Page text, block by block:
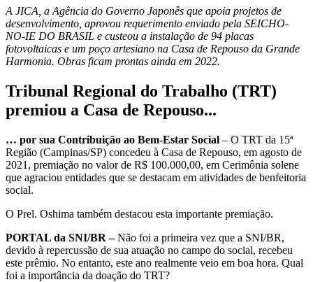
A JICA, a Agência do Governo Japonês que apoia projetos de
desenvolvimento, aprovou requerimento enviado pela SEICHO-
NO-IE DO BRASIL e custeou a instalação de 94 placas
fotovoltaicas e um poço artesiano na Casa de Repouso da Grande
Harmonia. Obras ficam prontas ainda em 2022.
Tribunal Regional do Trabalho (TRT)
premiou a Casa de Repouso...
… por sua Contribuição ao Bem-Estar Social – O TRT da 15ª
Região (Campinas/SP) concedeu à Casa de Repouso, em agosto de
2021, premiação no valor de R$ 100.000,00, em Cerimônia solene
que agraciou entidades que se destacam em atividades de benfeitoria
social.
O Prel. Oshima também destacou esta importante premiação.
PORTAL da SNI/BR –Não foi a primeira vez que a SNI/BR,
devido à repercussão de sua atuação no campo do social, recebeu
este prêmio. No entanto, este ano realmente veio em boa hora. Qual
foi a importância da doação do TRT?